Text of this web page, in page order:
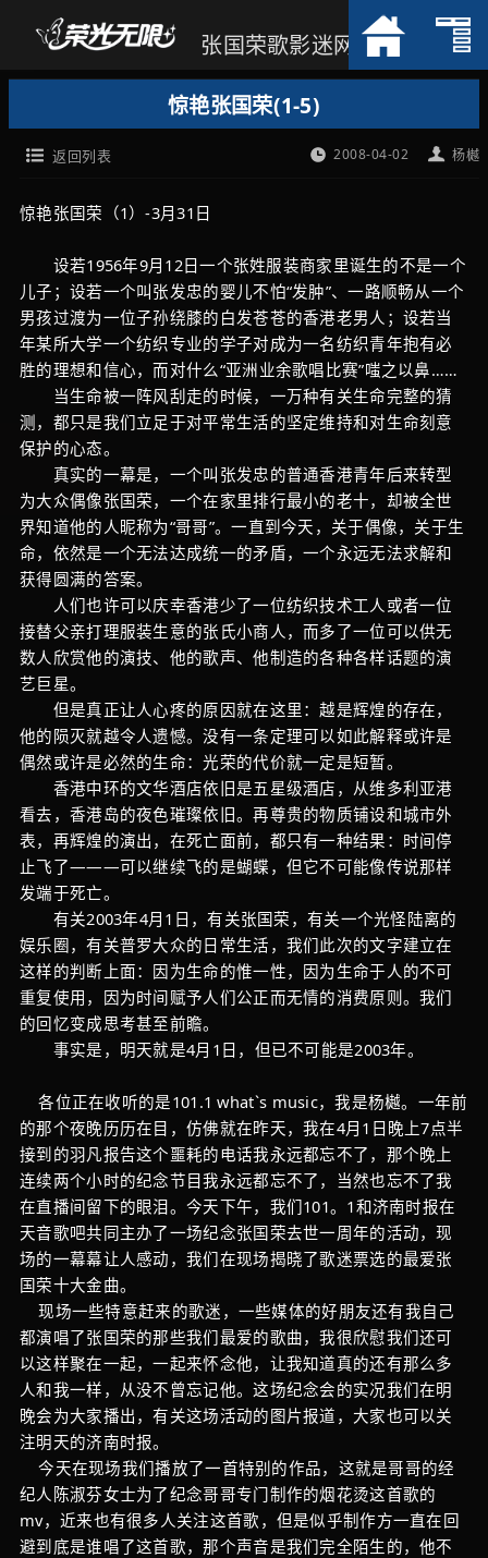
张国荣歌影迷网
惊艳张国荣(1-5)
杨樾
2008-04-02
返回列表
惊艳张国荣（1）-3月31日
设若1956年9月12日一个张姓服装商家里诞生的不是一个
儿子；设若一个叫张发忠的婴儿不怕“发肿”、一路顺畅从一个
男孩过渡为一位子孙绕膝的白发苍苍的香港老男人；设若当
年某所大学一个纺织专业的学子对成为一名纺织青年抱有必
胜的理想和信心，而对什么“亚洲业余歌唱比赛”嗤之以鼻……
当生命被一阵风刮走的时候，一万种有关生命完整的猜
测，都只是我们立足于对平常生活的坚定维持和对生命刻意
保护的心态。
真实的一幕是，一个叫张发忠的普通香港青年后来转型
为大众偶像张国荣，一个在家里排行最小的老十，却被全世
界知道他的人昵称为“哥哥”。一直到今天，关于偶像，关于生
命，依然是一个无法达成统一的矛盾，一个永远无法求解和
获得圆满的答案。
人们也许可以庆幸香港少了一位纺织技术工人或者一位
接替父亲打理服装生意的张氏小商人，而多了一位可以供无
数人欣赏他的演技、他的歌声、他制造的各种各样话题的演
艺巨星。
但是真正让人心疼的原因就在这里：越是辉煌的存在，
他的陨灭就越令人遗憾。没有一条定理可以如此解释或许是
偶然或许是必然的生命：光荣的代价就一定是短暂。
香港中环的文华酒店依旧是五星级酒店，从维多利亚港
看去，香港岛的夜色璀璨依旧。再尊贵的物质铺设和城市外
表，再辉煌的演出，在死亡面前，都只有一种结果：时间停
止飞了———可以继续飞的是蝴蝶，但它不可能像传说那样
发端于死亡。
有关2003年4月1日，有关张国荣，有关一个光怪陆离的
娱乐圈，有关普罗大众的日常生活，我们此次的文字建立在
这样的判断上面：因为生命的惟一性，因为生命于人的不可
重复使用，因为时间赋予人们公正而无情的消费原则。我们
的回忆变成思考甚至前瞻。
事实是，明天就是4月1日，但已不可能是2003年。
各位正在收听的是101.1 what`s music，我是杨樾。一年前
的那个夜晚历历在目，仿佛就在昨天，我在4月1日晚上7点半
接到的羽凡报告这个噩耗的电话我永远都忘不了，那个晚上
连续两个小时的纪念节目我永远都忘不了，当然也忘不了我
在直播间留下的眼泪。今天下午，我们101。1和济南时报在
天音歌吧共同主办了一场纪念张国荣去世一周年的活动，现
场的一幕幕让人感动，我们在现场揭晓了歌迷票选的最爱张
国荣十大金曲。
现场一些特意赶来的歌迷，一些媒体的好朋友还有我自己
都演唱了张国荣的那些我们最爱的歌曲，我很欣慰我们还可
以这样聚在一起，一起来怀念他，让我知道真的还有那么多
人和我一样，从没不曾忘记他。这场纪念会的实况我们在明
晚会为大家播出，有关这场活动的图片报道，大家也可以关
注明天的济南时报。
今天在现场我们播放了一首特别的作品，这就是哥哥的经
纪人陈淑芬女士为了纪念哥哥专门制作的烟花烫这首歌的
mv，近来也有很多人关注这首歌，但是似乎制作方一直在回
避到底是谁唱了这首歌，那个声音是我们完全陌生的，他不